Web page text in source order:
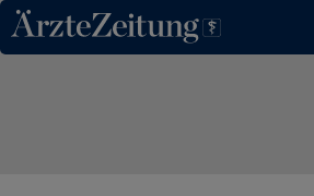
Direkt zum Inhaltsbereich